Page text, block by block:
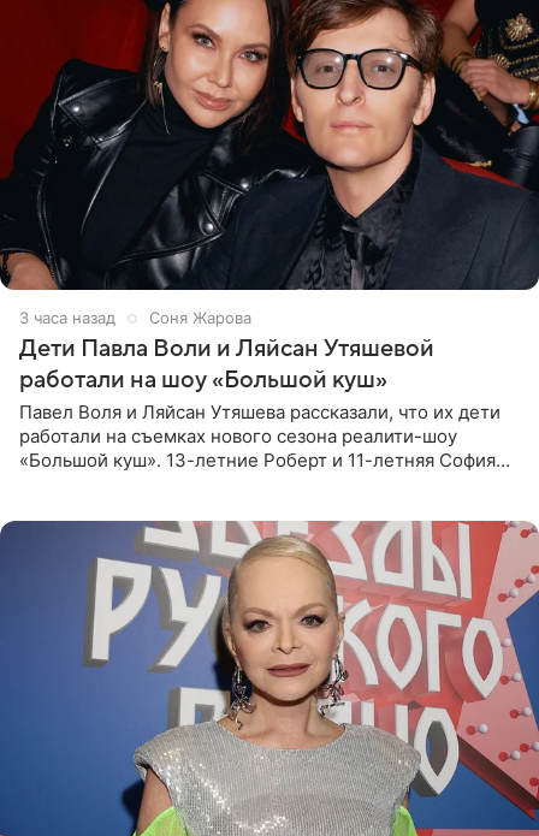
3 часа назад Соня Жарова
Дети Павла Воли и Ляйсан Утяшевой
работали на шоу «Большой куш»
Павел Воля и Ляйсан Утяшева рассказали, что их дети
работали на съемках нового сезона реалити-шоу
«Большой куш». 13-летние Роберт и 11-летняя София